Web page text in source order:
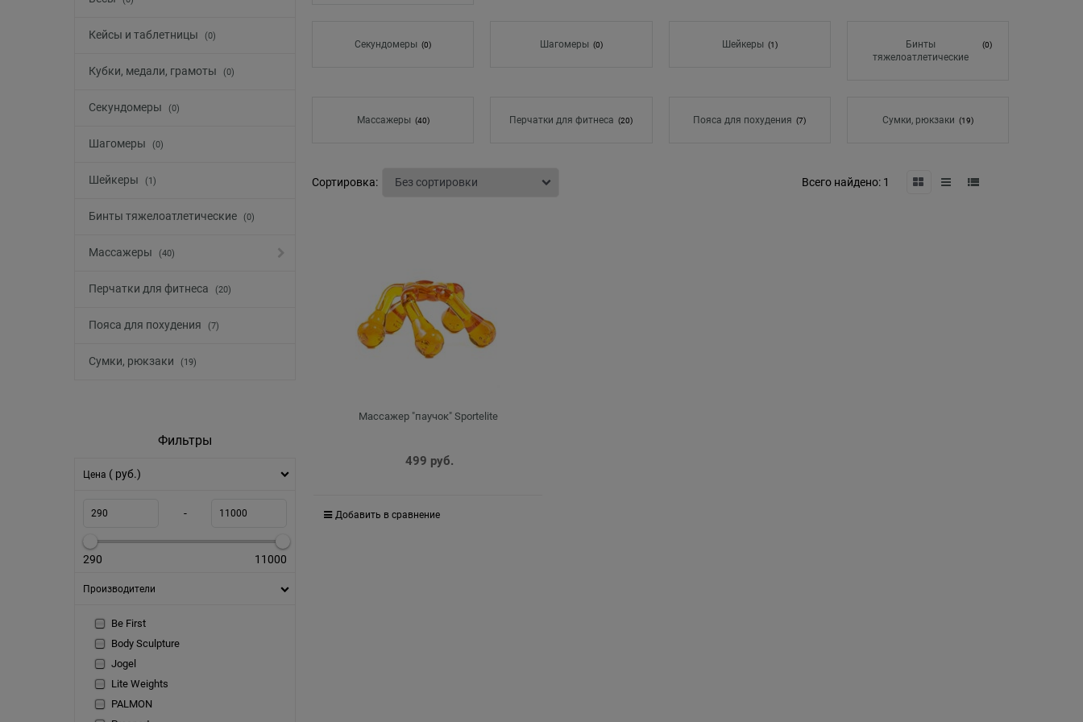
Кейсы и таблетницы (0)
Кубки, медали, грамоты (0)
Секундомеры (0)
Шагомеры (0)
Шейкеры (1)
Бинты тяжелоатлетические (0)
Массажеры (40)
Перчатки для фитнеса (20)
Пояса для похудения (7)
Сумки, рюкзаки (19)
Фильтры
Цена ( руб.)
-
290 11000
Производители
Be First
Body Sculpture
Jogel
Lite Weights
PALMON
Секундомеры (0) Шагомеры (0) Шейкеры (1)
Бинты
тяжелоатлетические
(0)
Массажеры (40) Перчатки для фитнеса (20) Пояса для похудения (7) Сумки, рюкзаки (19)
Сортировка: Всего найдено: 1
Массажер "паучок" Sportelite
499 руб.
Добавить в сравнение